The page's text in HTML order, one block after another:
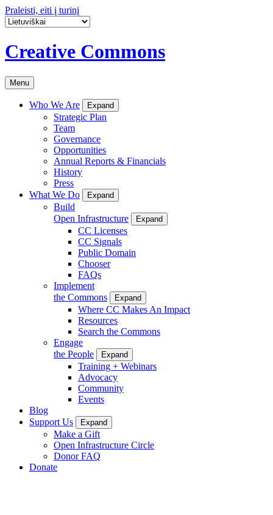
Praleisti, eiti į turinį
Creative Commons
Menu
Who We Are Expand
Strategic Plan
Team
Governance
Opportunities
Annual Reports & Financials
History
Press
What We Do
Expand
Build
Open Infrastructure
Expand
CC Licenses
CC Signals
Public Domain
Chooser
FAQs
Implement
the Commons
Expand
Where CC Makes An Impact
Resources
Search the Commons
Engage
the People
Expand
Training + Webinars
Advocacy
Community
Events
Blog
Support Us
Expand
Make a Gift
Open Infrastructure Circle
Donor FAQ
Donate